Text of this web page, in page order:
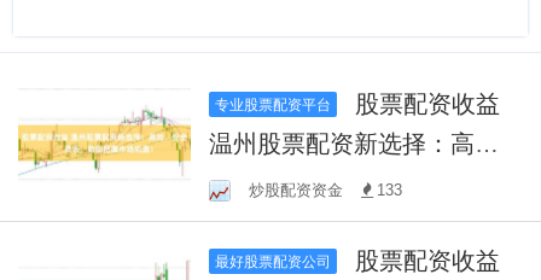
专业股票配资平台
温州股票配资新选择：高
效、安全、灵活，助您把握
市场机遇！
炒股配资资金 133
最好股票配资公司